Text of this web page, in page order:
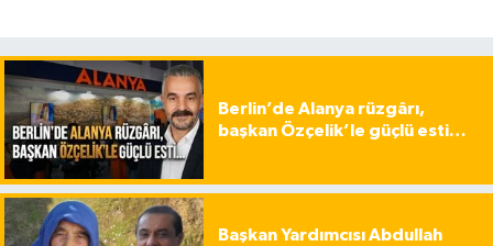
Berlin’de Alanya rüzgârı,
başkan Özçelik’le güçlü esti…
Başkan Yardımcısı Abdullah